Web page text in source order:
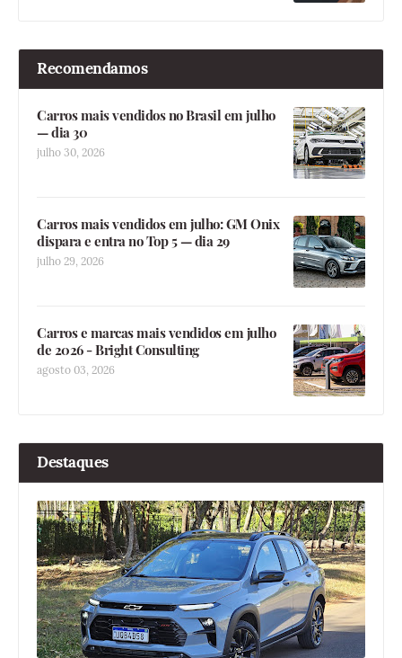
Recomendamos
Carros mais vendidos no Brasil em julho
— dia 30
julho 30, 2026
Carros mais vendidos em julho: GM Onix
dispara e entra no Top 5 — dia 29
julho 29, 2026
Carros e marcas mais vendidos em julho
de 2026 - Bright Consulting
agosto 03, 2026
Destaques